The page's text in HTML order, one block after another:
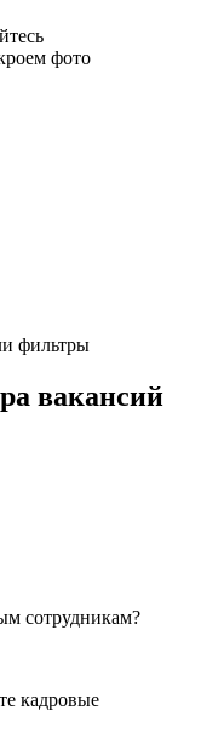
фото
фильтры
вакансий
сотрудникам?
кадровые